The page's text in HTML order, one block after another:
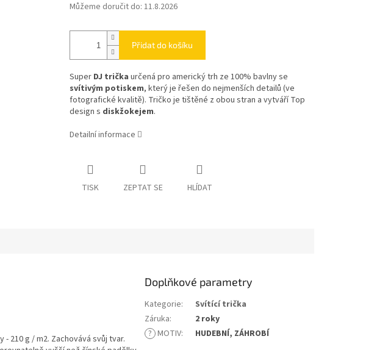
Můžeme doručit do: 11.8.2026
Přidat do košíku
Super DJ trička určená pro americký trh ze 100% bavlny se
svítivým potiskem, který je řešen do nejmenších detailů (ve
fotografické kvalitě). Tričko je tištěné z obou stran a vytváří Top
design s diskžokejem.
Detailní informace
TISK ZEPTAT SE HLÍDAT
210 g / m2. Zachovává svůj tvar.
Doplňkové parametry
Kategorie:
Svítící trička
Záruka:
2 roky
? MOTIV: HUDEBNÍ, ZÁHROBÍ